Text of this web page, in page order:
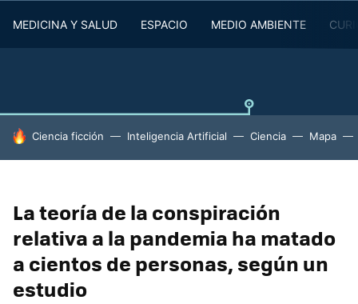
MEDICINA Y SALUD ESPACIO MEDIO AMBIENTE
HOY SE HABLA DE
Ciencia ficción Inteligencia Artificial Ciencia Mapa
La teoría de la conspiración
relativa a la pandemia ha matado
a cientos de personas, según un
estudio